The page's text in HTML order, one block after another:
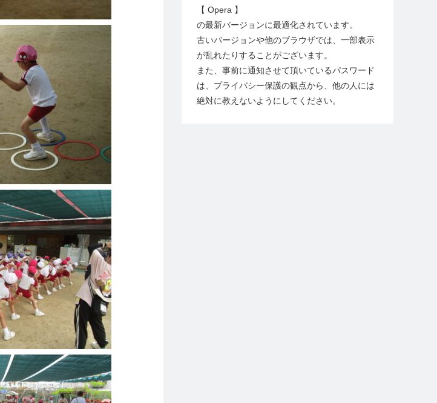
【 Opera 】
の最新バージョンに最適化されています。
古いバージョンや他のブラウザでは、一部表示
が乱れたりすることがございます。
また、事前に通知させて頂いているパスワード
は、プライバシー保護の観点から、他の人には
絶対に教えないようにしてください。